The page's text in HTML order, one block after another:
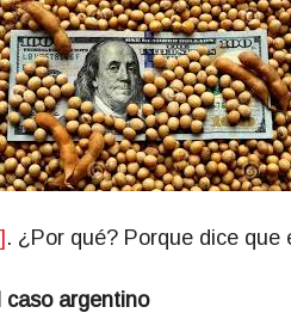
. ¿Por qué? Porque dice que
caso argentino